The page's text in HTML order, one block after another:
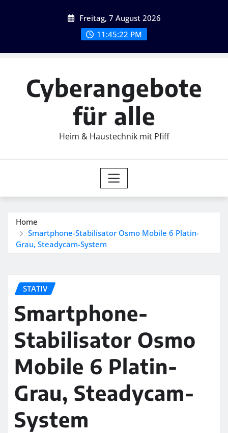
Freitag, 7 August 2026
11:45:23 PM
Cyberangebote
für alle
Heim & Haustechnik mit Pfiff
Home
Smartphone-Stabilisator Osmo Mobile 6 Platin-
Grau, Steadycam-System
STATIV
Smartphone-
Stabilisator Osmo
Mobile 6 Platin-
Grau, Steadycam-
System